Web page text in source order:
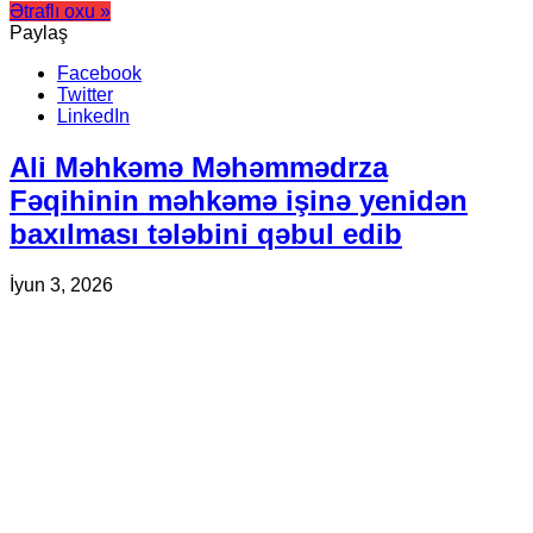
Ətraflı oxu »
Paylaş
Facebook
Twitter
LinkedIn
Ali Məhkəmə Məhəmmədrza
Fəqihinin məhkəmə işinə yenidən
baxılması tələbini qəbul edib
İyun 3, 2026